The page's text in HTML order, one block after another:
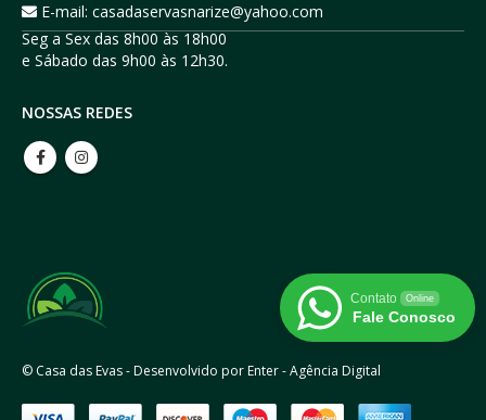
Contato Online
Fale Conosco
E-mail: casadaservasnarize@yahoo.com
Seg a Sex das 8h00 às 18h00
e Sábado das 9h00 às 12h30.
NOSSAS REDES
© Casa das Evas - Desenvolvido por Enter - Agência Digital